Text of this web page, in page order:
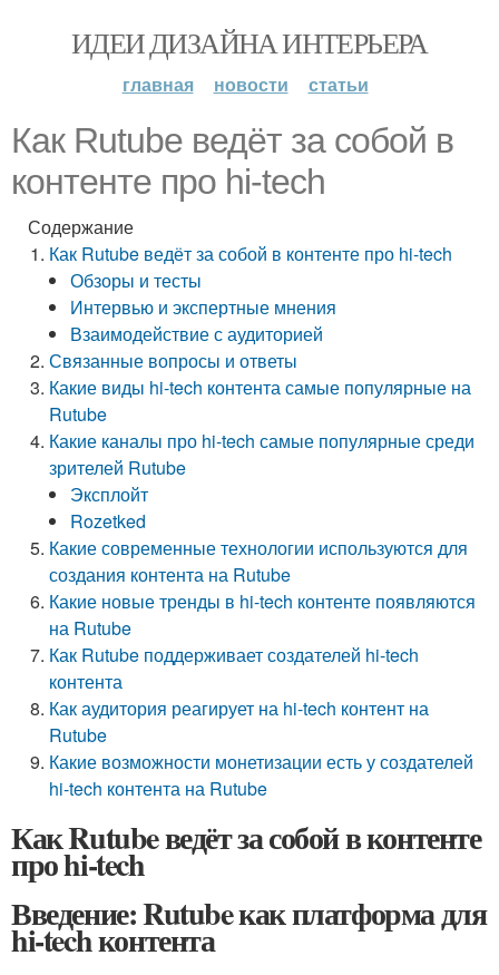
ИДЕИ ДИЗАЙНА ИНТЕРЬЕРА
главная новости статьи
Как Rutube ведёт за собой в
контенте про hi-tech
Содержание
Как Rutube ведёт за собой в контенте про hi-tech
Обзоры и тесты
Интервью и экспертные мнения
Взаимодействие с аудиторией
Связанные вопросы и ответы
Какие виды hi-tech контента самые популярные на
Rutube
Какие каналы про hi-tech самые популярные среди
зрителей Rutube
Эксплойт
Rozetked
Какие современные технологии используются для
создания контента на Rutube
Какие новые тренды в hi-tech контенте появляются
на Rutube
Как Rutube поддерживает создателей hi-tech
контента
Как аудитория реагирует на hi-tech контент на
Rutube
Какие возможности монетизации есть у создателей
hi-tech контента на Rutube
Как Rutube ведёт за собой в контенте
про hi-tech
Введение: Rutube как платформа для
hi-tech контента